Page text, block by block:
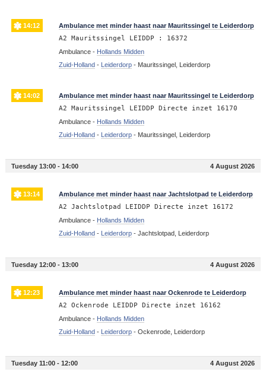
14:12 Ambulance met minder haast naar Mauritssingel te Leiderdorp
A2 Mauritssingel LEIDDP : 16372
Ambulance - Hollands Midden
Zuid-Holland- Leiderdorp- Mauritssingel, Leiderdorp
14:02 Ambulance met minder haast naar Mauritssingel te Leiderdorp
A2 Mauritssingel LEIDDP Directe inzet 16170
Ambulance - Hollands Midden
Zuid-Holland- Leiderdorp- Mauritssingel, Leiderdorp
Tuesday 13:00 - 14:00 4 August 2026
13:14 Ambulance met minder haast naar Jachtslotpad te Leiderdorp
A2 Jachtslotpad LEIDDP Directe inzet 16172
Ambulance - Hollands Midden
Zuid-Holland- Leiderdorp- Jachtslotpad, Leiderdorp
Tuesday 12:00 - 13:00 4 August 2026
12:23 Ambulance met minder haast naar Ockenrode te Leiderdorp
A2 Ockenrode LEIDDP Directe inzet 16162
Ambulance - Hollands Midden
Zuid-Holland- Leiderdorp- Ockenrode, Leiderdorp
Tuesday 11:00 - 12:00 4 August 2026